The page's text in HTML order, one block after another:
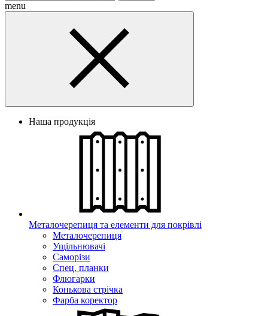
menu
Наша продукція
Металочерепиця та елементи для покрівлі
Металочерепиця
Ущільнювачі
Саморізи
Спец. планки
Флюгарки
Конькова стрічка
Фарба коректор